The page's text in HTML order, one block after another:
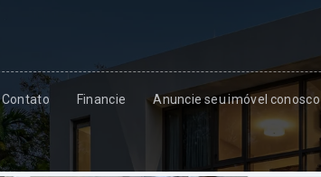
Contato Financie Anuncie seu imóvel conosco